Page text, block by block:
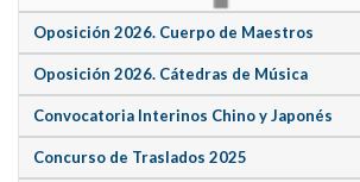
Oposición 2026. Cuerpo de Maestros
Oposición 2026. Cátedras de Música
Convocatoria Interinos Chino y Japonés
Concurso de Traslados 2025